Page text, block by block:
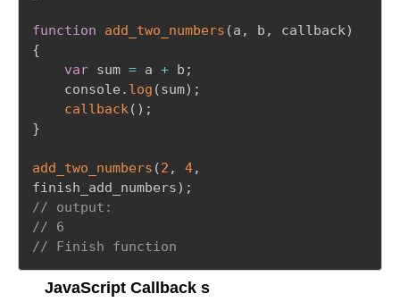
function add_two_numbers (a , b , callback)
{
var sum = a + b ;
	console
. log (sum) ;
callback ( ) ;
}
add_two_numbers (2 , 4,
finish_add_numbers) ;
// output:
// 6
// Finish function
JavaScript Callback s